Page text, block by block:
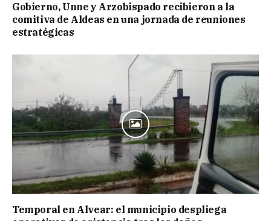
Gobierno, Unne y Arzobispado recibieron a la
comitiva de Aldeas en una jornada de reuniones
estratégicas
Temporal en Alvear: el municipio despliega